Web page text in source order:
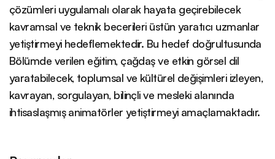
çözümleri uygulamalı olarak hayata geçirebilecek
kavramsal ve teknik becerileri üstün yaratıcı uzmanlar
yetiştirmeyi hedeflemektedir. Bu hedef doğrultusunda
Bölümde verilen eğitim, çağdaş ve etkin görsel dil
yaratabilecek, toplumsal ve kültürel değişimleri izleyen,
kavrayan, sorgulayan, bilinçli ve mesleki alanında
ihtisaslaşmış animatörler yetiştirmeyi amaçlamaktadır.